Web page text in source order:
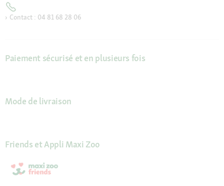
Contact : 04 81 68 28 06
Paiement sécurisé et en plusieurs fois
Mode de livraison
Friends et Appli Maxi Zoo